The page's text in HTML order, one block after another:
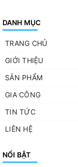
DANH MỤC
TRANG CHỦ
GIỚI THIỆU
SẢN PHẨM
GIA CÔNG
TIN TỨC
LIÊN HỆ
NỔI BẬT